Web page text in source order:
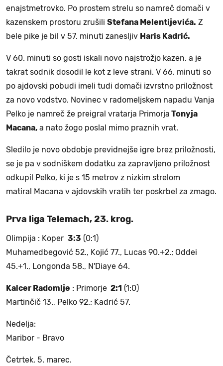
enajstmetrovko. Po prostem strelu so namreč domači v
kazenskem prostoru zrušili Stefana Melentijevića. Z
bele pike je bil v 57. minuti zanesljiv Haris Kadrić.
V 60. minuti so gosti iskali novo najstrožjo kazen, a je
takrat sodnik dosodil le kot z leve strani. V 66. minuti so
po ajdovski pobudi imeli tudi domači izvrstno priložnost
za novo vodstvo. Novinec v radomeljskem napadu Vanja
Pelko je namreč že preigral vratarja Primorja Tonyja
Macana, a nato žogo poslal mimo praznih vrat.
Sledilo je novo obdobje previdnejše igre brez priložnosti,
se je pa v sodniškem dodatku za zapravljeno priložnost
odkupil Pelko, ki je s 15 metrov z nizkim strelom
matiral Macana v ajdovskih vratih ter poskrbel za zmago.
Prva liga Telemach, 23. krog.
Olimpija : Koper 3:3 (0:1)
Muhamedbegović 52., Kojić 77., Lucas 90.+2.; Oddei
45.+1., Longonda 58., N'Diaye 64.
Kalcer Radomlje : Primorje 2:1 (1:0)
Martinčič 13., Pelko 92.; Kadrić 57.
Nedelja:
Maribor - Bravo
Četrtek, 5. marec.